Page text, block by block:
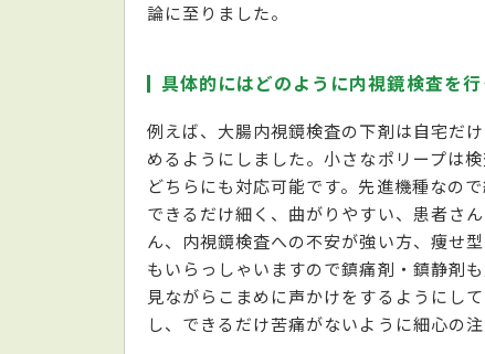
論に至りました。
具体的にはどのように内視鏡検査を行
例えば、大腸内視鏡検査の下剤は自宅だ
めるようにしました。小さなポリープは
どちらにも対応可能です。先進機種なの
できるだけ細く、曲がりやすい、患者さ
ん、内視鏡検査への不安が強い方、痩せ
もいらっしゃいますので鎮痛剤・鎮静剤
見ながらこまめに声かけをするようにし
し、できるだけ苦痛がないように細心の